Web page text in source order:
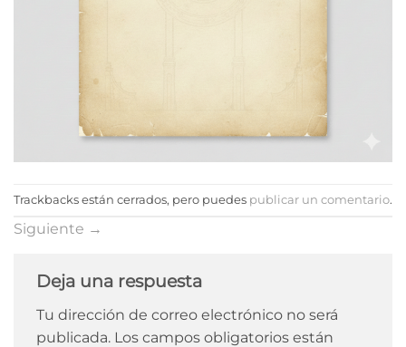
Trackbacks están cerrados, pero puedes publicar un comentario.
Siguiente →
Deja una respuesta
Tu dirección de correo electrónico no será
publicada. Los campos obligatorios están